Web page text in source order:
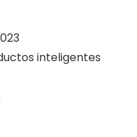
inteligentes